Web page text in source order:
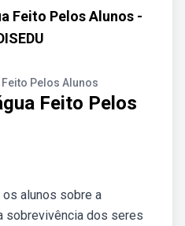
Feito Pelos Alunos -
Pelos Alunos
Feito Pelos
os alunos sobre a
sobrevivência dos seres